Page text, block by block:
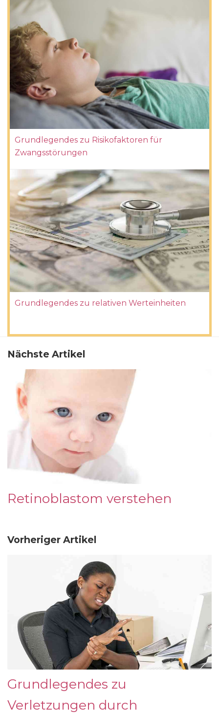
Grundlegendes zu Risikofaktoren für
Zwangsstörungen
Grundlegendes zu relativen Werteinheiten
Nächste Artikel
Retinoblastom verstehen
Vorheriger Artikel
Grundlegendes zu
Verletzungen durch